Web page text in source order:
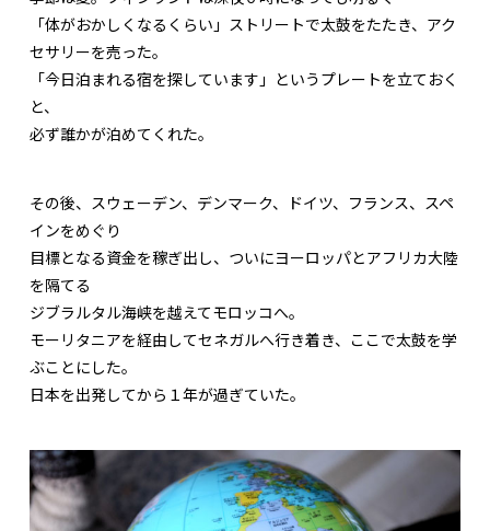
「体がおかしくなるくらい」ストリートで太鼓をたたき、アク
セサリーを売った。
「今日泊まれる宿を探しています」というプレートを立ておく
と、
必ず誰かが泊めてくれた。
その後、スウェーデン、デンマーク、ドイツ、フランス、スペ
インをめぐり
目標となる資金を稼ぎ出し、ついにヨーロッパとアフリカ大陸
を隔てる
ジブラルタル海峡を越えてモロッコへ。
モーリタニアを経由してセネガルへ行き着き、ここで太鼓を学
ぶことにした。
日本を出発してから１年が過ぎていた。